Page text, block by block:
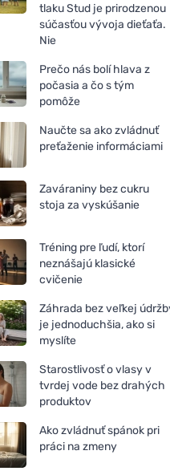
tlaku Stud je prirodzenou
súčasťou vývoja dieťaťa.
Nie
Prečo nás bolí hlava z
počasia a čo s tým
pomôže
Naučte sa ako zvládnuť
preťaženie informáciami
Zaváraniny bez cukru
stoja za vyskúšanie
Tréning pre ľudí, ktorí
neznášajú klasické
cvičenie
Záhrada bez veľkej
je jednoduchšia, ako si
myslíte
Starostlivosť o vlasy v
tvrdej vode bez drahých
produktov
Ako zvládnuť spánok pri
práci na zmeny